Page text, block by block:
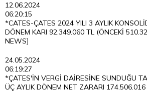
12.06.2024
06:20:15
*CATES-ÇATES 2024 YILI 3 AYLIK
DÖNEM KARI 92.349.060 TL (ÖNCEKİ
NEWS]
24.05.2024
06:19:27
*ÇATES'İN VERGİ DAİRESİNE SUNDUĞU
ÜÇ AYLIK DÖNEM NET ZARARI